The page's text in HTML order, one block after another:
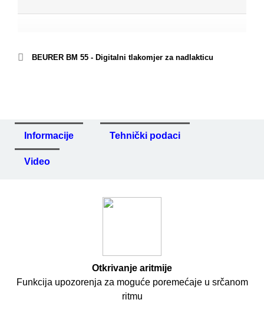
BEURER BM 55 - Digitalni tlakomjer za nadlakticu
Informacije Tehnički podaci
Video
Otkrivanje aritmije
Funkcija upozorenja za moguće poremećaje u srčanom
ritmu